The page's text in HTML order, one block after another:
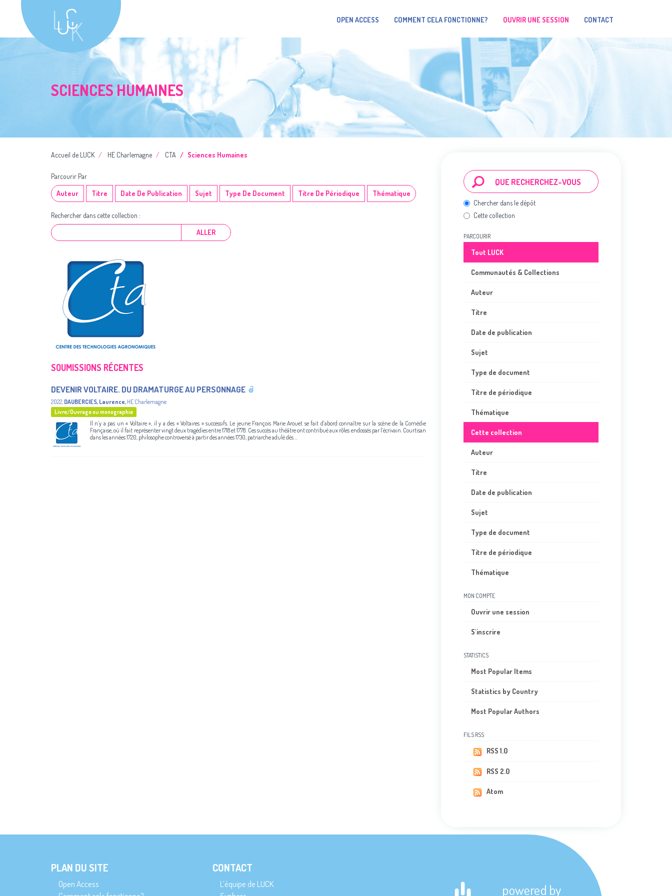
OPEN ACCESS COMMENT CELA FONCTIONNE? OUVRIR UNE SESSION CONTACT
SCIENCES HUMAINES
Accueil de LUCK HE Charlemagne CTA Sciences Humaines
Parcourir Par
Auteur
Titre Date De Publication Sujet Type De Document Titre De Périodique Thématique
Rechercher dans cette collection :
ALLER
SOUMISSIONS RÉCENTES
DEVENIR VOLTAIRE. DU DRAMATURGE AU PERSONNAGE
2022, DAUBERCIES, Laurence, HE Charlemagne
Livre/Ouvrage ou monographie
Il n’y a pas un « Voltaire », il y a des « Voltaires » successifs. Le jeune François Marie Arouet se fait d’abord connaître sur la scène de la Comédie
Française, où il fait représenter vingt deux tragédies entre 1718 et 1778. Ces succès au théâtre ont contribué aux rôles endossés par l’écrivain. Courtisan
dans les années 1720, philosophe controversé à partir des années 1730, patriarche adulé dès ...
Chercher dans le dépôt
Cette collection
PARCOURIR
Tout LUCK
Communautés & Collections
Auteur
Titre
Date de publication
Sujet
Type de document
Titre de périodique
Thématique
Cette collection
Auteur
Titre
Date de publication
Sujet
Type de document
Titre de périodique
Thématique
MON COMPTE
Ouvrir une session
S'inscrire
STATISTICS
Most Popular Items
Statistics by Country
Most Popular Authors
FILS RSS
RSS 1.0
RSS 2.0
Atom
PLAN DU SITE
Open Access
CONTACT
L’équipe de LUCK